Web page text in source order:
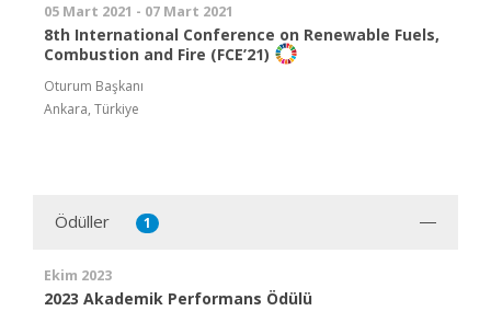
05 Mart 2021 - 07 Mart 2021
8th International Conference on Renewable Fuels,
Combustion and Fire (FCE’21)
Oturum Başkanı
Ankara, Türkiye
Ödüller 1
Ekim 2023
2023 Akademik Performans Ödülü